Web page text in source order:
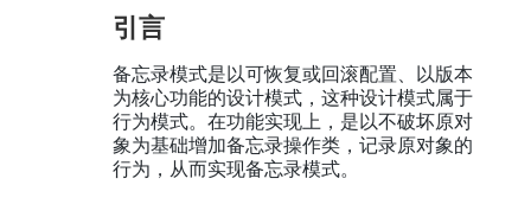
引言
备忘录模式是以可恢复或回滚配置、以版本
为核心功能的设计模式，这种设计模式属于
行为模式。在功能实现上，是以不破坏原对
象为基础增加备忘录操作类，记录原对象的
行为，从而实现备忘录模式。